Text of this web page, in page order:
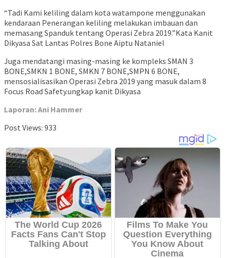
“Tadi Kami keliling dalam kota watampone menggunakan
kendaraan Penerangan keliling melakukan imbauan dan
memasang Spanduk tentang Operasi Zebra 2019.”Kata Kanit
Dikyasa Sat Lantas Polres Bone Aiptu Nataniel
Juga mendatangi masing-masing ke kompleks SMAN 3
BONE,SMKN 1 BONE, SMKN 7 BONE,SMPN 6 BONE,
mensosialisasikan Operasi Zebra 2019 yang masuk dalam 8
Focus Road Safety.ungkap kanit Dikyasa
Laporan: Ani Hammer
Post Views: 933